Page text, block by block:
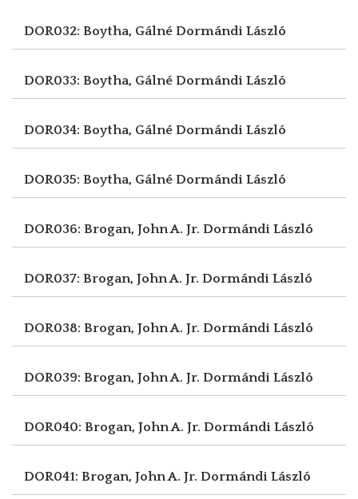
DOR032: Boytha, Gálné Dormándi László
DOR033: Boytha, Gálné Dormándi László
DOR034: Boytha, Gálné Dormándi László
DOR035: Boytha, Gálné Dormándi László
DOR036: Brogan, John A. Jr. Dormándi László
DOR037: Brogan, John A. Jr. Dormándi László
DOR038: Brogan, John A. Jr. Dormándi László
DOR039: Brogan, John A. Jr. Dormándi László
DOR040: Brogan, John A. Jr. Dormándi László
DOR041: Brogan, John A. Jr. Dormándi László